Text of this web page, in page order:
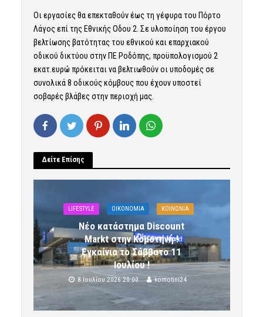
Οι εργασίες θα επεκταθούν έως τη γέφυρα του Πόρτο
Λάγος επί της Εθνικής Οδου 2. Σε υλοποίηση του έργου
βελτίωσης βατότητας του εθνικού και επαρχιακού
οδικού δικτύου στην ΠΕ Ροδόπης, προϋπολογισμού 2
εκατ.ευρώ πρόκειται να βελτιωθούν οι υποδομές σε
συνολικά 8 οδικούς κόμβους που έχουν υποστεί
σοβαρές βλάβες στην περιοχή μας.
Δείτε Επίσης
LIFESTYLE OIKONOMIA ΚΟΙΝΩΝΙΑ
Νέο κατάστημα Discount
Markt στην Κομοτηνή !
Εγκαίνια το Σάββατο 11
Ιουλίου !
8 Ιουλίου 2026 20:00 komotini24